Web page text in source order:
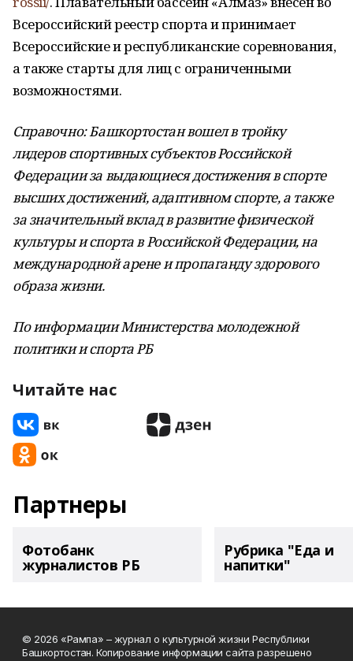
Всероссийский реестр спорта и принимает
Всероссийские и республиканские соревнования,
а также старты для лиц с ограниченными
возможностями.
Справочно: Башкортостан вошел в тройку
лидеров спортивных субъектов Российской
Федерации за выдающиеся достижения в спорте
высших достижений, адаптивном спорте, а также
за значительный вклад в развитие физической
культуры и спорта в Российской Федерации, на
международной арене и пропаганду здорового
образа жизни.
По информации Министерства молодежной
политики и спорта РБ
Читайте нас
Партнеры
Фотобанк
журналистов РБ
Рубрика "Еда и
напитки"
© 2026 «Рампа» – журнал о культурной жизни Республики
Башкортостан. Копирование информации сайта разрешено